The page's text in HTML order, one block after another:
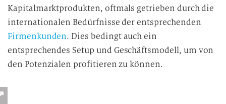
Kapitalmarktprodukten, oftmals getrieben durch die
internationalen Bedürfnisse der entsprechenden
Firmenkunden. Dies bedingt auch ein
entsprechendes Setup und Geschäftsmodell, um von
den Potenzialen profitieren zu können.